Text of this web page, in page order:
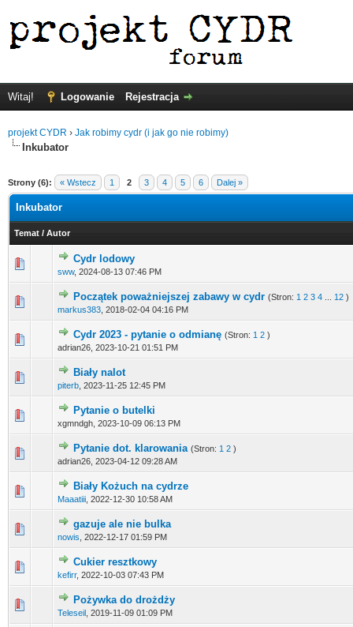
Witaj! Logowanie Rejestracja
projekt CYDR › Jak robimy cydr (i jak go nie robimy)
Inkubator
Strony (6): « Wstecz 1 2 3 4 5 6 Dalej »
Inkubator
Temat / Autor
Cydr lodowy
sww, 2024-08-13 07:46 PM
Początek poważniejszej zabawy w cydr (Stron: 1 2 3 4 12 )
markus383 2018-02-04 04:16 PM
Cydr 2023 - pytanie o odmianę (Stron: 1 2 )
adrian26, 2023-10-21 01:51 PM
Biały nalot
piterb 2023-11-25 12:45 PM
Pytanie o butelki
xgmndgh, 2023-10-09 06:13 PM
Pytanie dot. klarowania (Stron: 1 2 )
adrian26, 2023-04-12 09:28 AM
Biały Kożuch na cydrze
Maaatiii 2022-12-30 10:58 AM
gazuje ale nie bulka
nowis 2022-12-17 01:59 PM
Cukier resztkowy
kefirr, 2022-10-03 07:43 PM
Pożywka do drożdży
Teleseil 2019-11-09 01:09 PM